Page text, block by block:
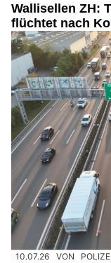
Wallisellen ZH:
flüchtet nach
10.07.26 VON